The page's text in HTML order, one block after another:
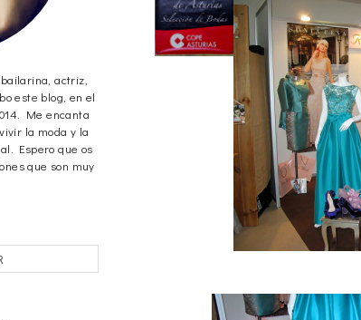
actriz,
este blog, en el
Me encanta
la moda y la
Espero que os
que son muy